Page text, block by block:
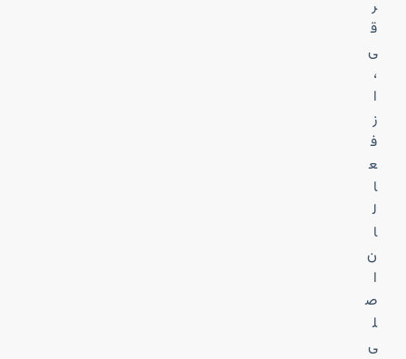
ر
ق
ی
،
ا
ز
ف
ع
ا
ل
ا
ن
ا
ص
ل
ی